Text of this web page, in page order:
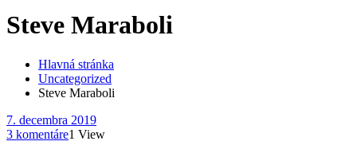
Steve Maraboli
Hlavná stránka
Uncategorized
Steve Maraboli
7. decembra 2019
3 komentáre1 View